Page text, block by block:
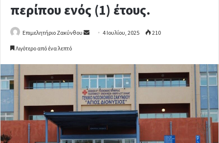
περίπου ενός (1) έτους.
Επιμελητήριο Ζακύνθου
a
n
e
m
a
i
4 Ιουλίου, 2025 210
Λιγότερο από ένα λεπτό